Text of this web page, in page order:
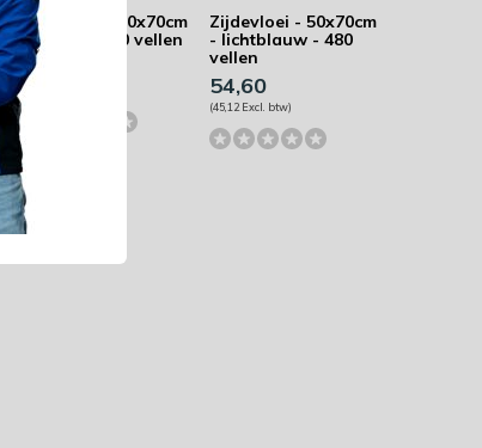
Zijdevloei - 50x70cm
- blauw - 480 vellen
54,60
(45,12 Excl. btw)
Zijdevloei - 50x70cm
- lichtblauw - 480
vellen
54,60
(45,12 Excl. btw)